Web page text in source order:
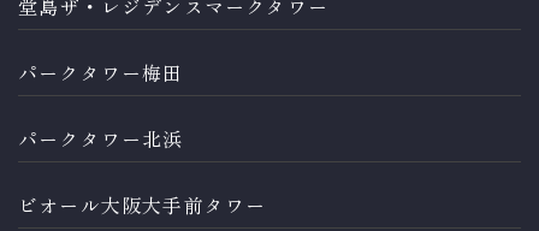
パークタワー梅田
パークタワー北浜
ビオール大阪大手前タワー